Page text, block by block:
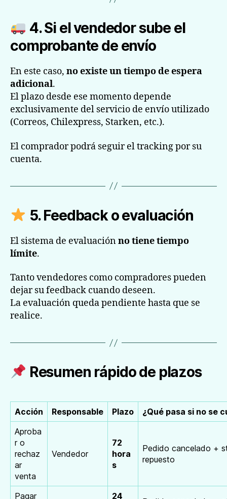
4. Si el vendedor sube el
comprobante de envío
En este caso, no existe un tiempo de espera
adicional.
El plazo desde ese momento depende
exclusivamente del servicio de envío utilizado
(Correos, Chilexpress, Starken, etc.).
El comprador podrá seguir el tracking por su
cuenta.
5. Feedback o evaluación
El sistema de evaluaciónno tiene tiempo
límite.
Tanto vendedores como compradores pueden
dejar su feedback cuando deseen.
La evaluación queda pendiente hasta que se
realice.
Resumen rápido de plazos
Acción Responsable Plazo
¿Qué pasa si no se
Aproba
r o
rechaz
ar
venta
Vendedor
72
hora
s
Pedido cancelado +
repuesto
Pagar
24